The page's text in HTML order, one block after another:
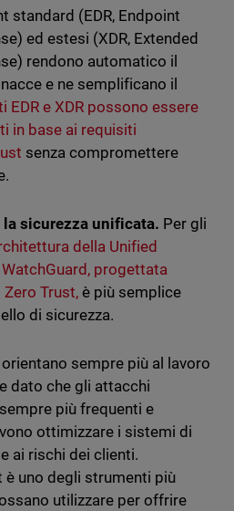
standard (EDR, Endpoint
ed estesi (XDR, Extended
rendono automatico il
e ne semplificano il
EDR e XDR possono essere
in base ai requisiti
senza compromettere
la sicurezza unificata. Per gli
della Unified
progettata
Trust, è più semplice
di sicurezza.
sempre più al lavoro
dato che gli attacchi
più frequenti e
ottimizzare i sistemi di
ai rischi dei clienti.
è uno degli strumenti più
utilizzare per offrire